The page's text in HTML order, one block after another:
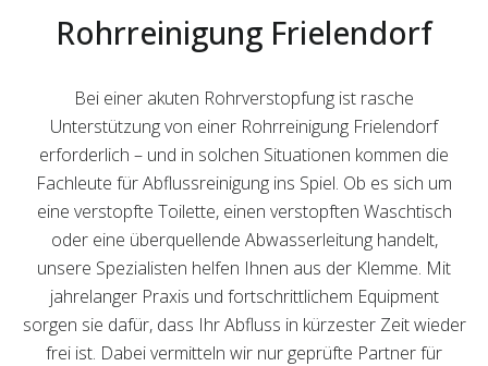
Rohrreinigung Frielendorf
Bei einer akuten Rohrverstopfung ist rasche
Unterstützung von einer Rohrreinigung Frielendorf
erforderlich – und in solchen Situationen kommen die
Fachleute für Abflussreinigung ins Spiel. Ob es sich um
eine verstopfte Toilette, einen verstopften Waschtisch
oder eine überquellende Abwasserleitung handelt,
unsere Spezialisten helfen Ihnen aus der Klemme. Mit
jahrelanger Praxis und fortschrittlichem Equipment
sorgen sie dafür, dass Ihr Abfluss in kürzester Zeit wieder
frei ist. Dabei vermitteln wir nur geprüfte Partner für